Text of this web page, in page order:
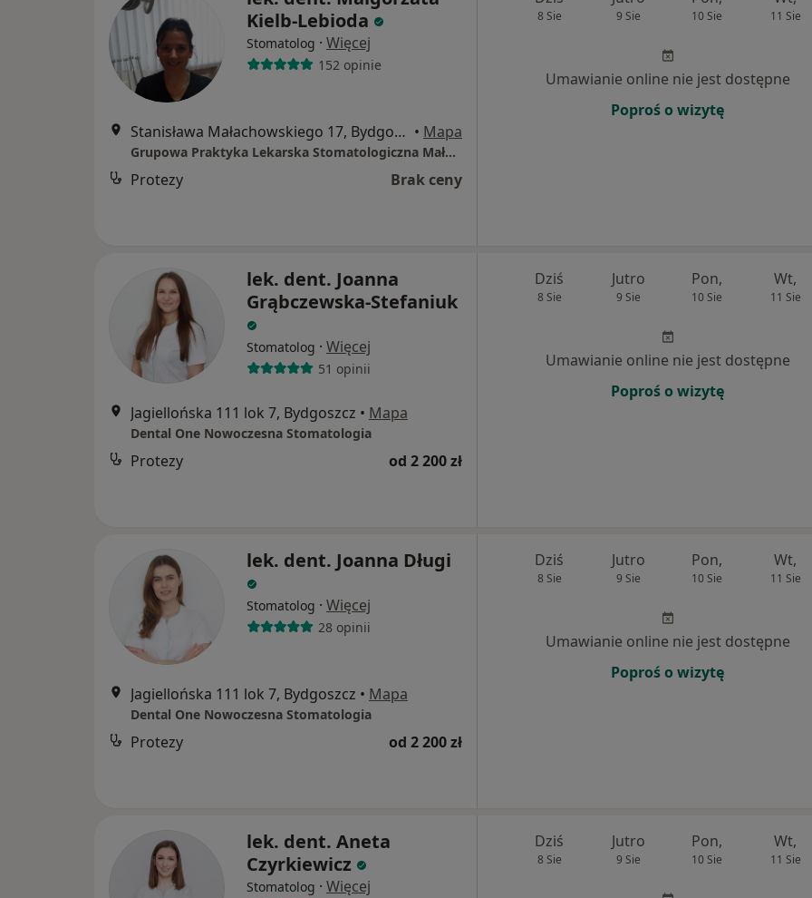
Kielb-Lebioda
Stomatolog · Więcej
152 opinie
Stanisława Małachowskiego 17, Bydgoszcz • Mapa
Grupowa Praktyka Lekarska Stomatologiczna Małgorzata Kiełb-Lebioda
Protezy Brak ceny
8 Sie 9 Sie 10 Sie 11 Sie
Umawianie online nie jest dostępne
Poproś o wizytę
lek. dent. Joanna
Grąbczewska-Stefaniuk
Stomatolog · Więcej
51 opinii
Jagiellońska 111 lok 7, Bydgoszcz • Mapa
Dental One Nowoczesna Stomatologia
Protezy od 2 200 zł
Dziś
8 Sie
Jutro
9 Sie
Pon,
10 Sie
Wt,
11 Sie
Umawianie online nie jest dostępne
Poproś o wizytę
lek. dent. Joanna Długi
Stomatolog · Więcej
28 opinii
Jagiellońska 111 lok 7, Bydgoszcz • Mapa
Dental One Nowoczesna Stomatologia
Protezy od 2 200 zł
Dziś
8 Sie
Jutro
9 Sie
Pon,
10 Sie
Wt,
11 Sie
Umawianie online nie jest dostępne
Poproś o wizytę
lek. dent. Aneta
Czyrkiewicz
Stomatolog · Więcej
Dziś
8 Sie
Jutro
9 Sie
Pon,
10 Sie
Wt,
11 Sie